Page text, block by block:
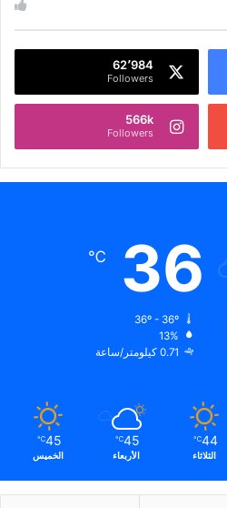
62٬984
Followers
566k
Followers
36
℃
13%
0.71 كيلومتر/ساعة
44
℃
الثلاثاء
45
℃
الأربعاء
45
℃
الخميس